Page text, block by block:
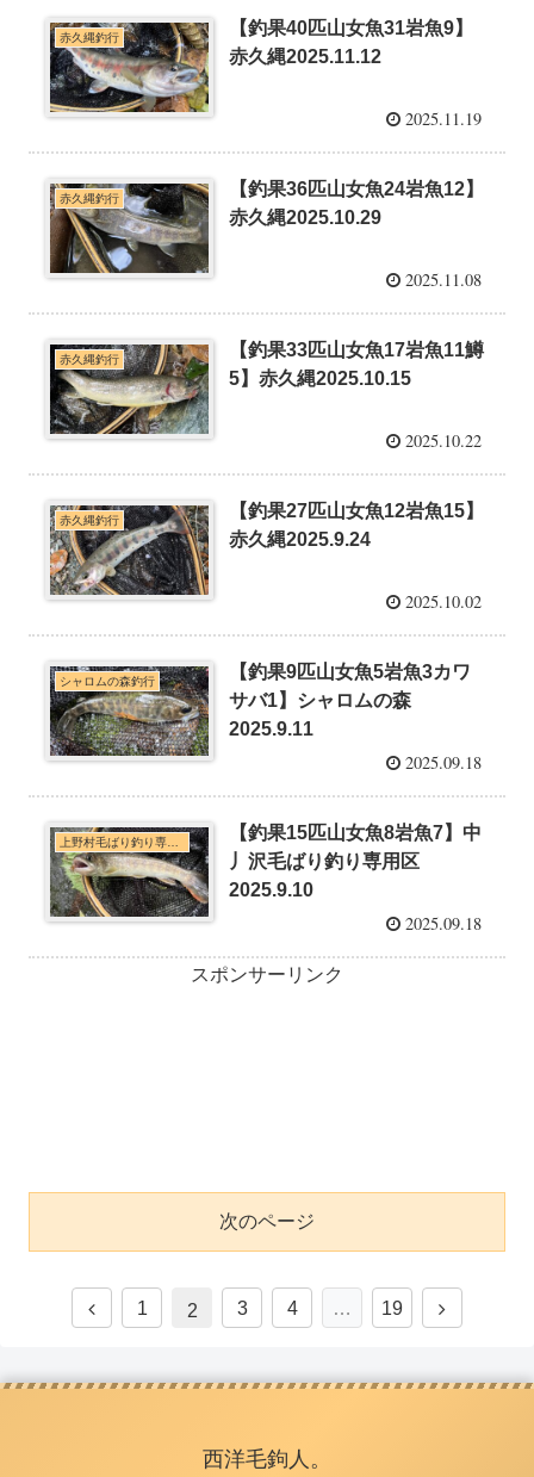
赤久縄釣行
【釣果40匹山女魚31岩魚9】
赤久縄2025.11.12
2025.11.19
赤久縄釣行
【釣果36匹山女魚24岩魚12】
赤久縄2025.10.29
2025.11.08
赤久縄釣行
【釣果33匹山女魚17岩魚11鱒
5】赤久縄2025.10.15
2025.10.22
赤久縄釣行
【釣果27匹山女魚12岩魚15】
赤久縄2025.9.24
2025.10.02
シャロムの森釣行
【釣果9匹山女魚5岩魚3カワ
サバ1】シャロムの森
2025.9.11
2025.09.18
【釣果15匹山女魚8岩魚7】中
丿沢毛ばり釣り専用区
2025.9.10
2025.09.18
スポンサーリンク
次のページ
1 2 3 4 … 19
西洋毛鉤人。